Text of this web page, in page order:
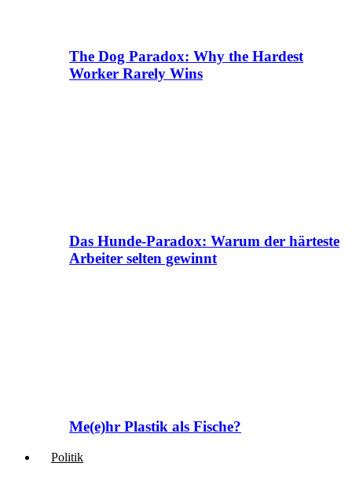
The Dog Paradox: Why the Hardest
Worker Rarely Wins
Das Hunde-Paradox: Warum der härteste
Arbeiter selten gewinnt
Me(e)hr Plastik als Fische?
Politik